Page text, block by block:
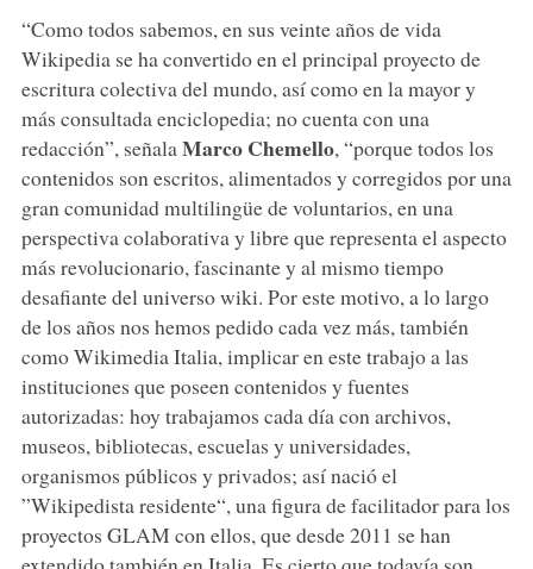
“Como todos sabemos, en sus veinte años de vida
Wikipedia se ha convertido en el principal proyecto de
escritura colectiva del mundo, así como en la mayor y
más consultada enciclopedia; no cuenta con una
redacción”, señala Marco Chemello, “porque todos los
contenidos son escritos, alimentados y corregidos por una
gran comunidad multilingüe de voluntarios, en una
perspectiva colaborativa y libre que representa el aspecto
más revolucionario, fascinante y al mismo tiempo
desafiante del universo wiki. Por este motivo, a lo largo
de los años nos hemos pedido cada vez más, también
como Wikimedia Italia, implicar en este trabajo a las
instituciones que poseen contenidos y fuentes
autorizadas: hoy trabajamos cada día con archivos,
museos, bibliotecas, escuelas y universidades,
organismos públicos y privados; así nació el
”Wikipedista residente“, una figura de facilitador para los
proyectos GLAM con ellos, que desde 2011 se han